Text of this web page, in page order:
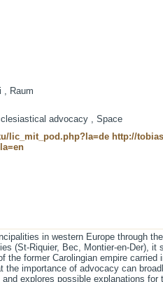
, Raum
advocacy , Space
lic_mit_pod.php?la=de http://
in western Europe through
(St-Riquier, Bec, Montier-en-Der), it
former Carolingian empire carried
importance of advocacy can
explores possible explanations for